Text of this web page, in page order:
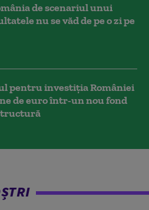
de scenariul unui
nu se văd de pe o zi pe
pentru investiția României
de euro într-un nou fond